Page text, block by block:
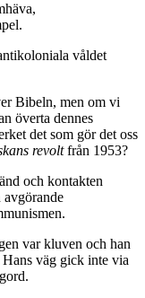
våldet
Bibeln, men om vi
överta dennes
det som gör det oss
revoltfrån 1953?
och kontakten
avgörande
var kluven och han
väg gick inte via